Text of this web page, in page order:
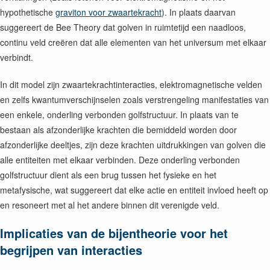
hypothetische graviton voor zwaartekracht). In plaats daarvan
suggereert de Bee Theory dat golven in ruimtetijd een naadloos,
continu veld creëren dat alle elementen van het universum met elkaar
verbindt.
In dit model zijn zwaartekrachtinteracties, elektromagnetische velden
en zelfs kwantumverschijnselen zoals verstrengeling manifestaties van
een enkele, onderling verbonden golfstructuur. In plaats van te
bestaan als afzonderlijke krachten die bemiddeld worden door
afzonderlijke deeltjes, zijn deze krachten uitdrukkingen van golven die
alle entiteiten met elkaar verbinden. Deze onderling verbonden
golfstructuur dient als een brug tussen het fysieke en het
metafysische, wat suggereert dat elke actie en entiteit invloed heeft op
en resoneert met al het andere binnen dit verenigde veld.
Implicaties van de bijentheorie voor het
begrijpen van interacties